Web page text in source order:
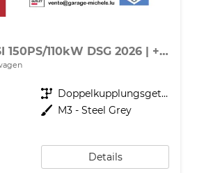
Selection 1.5 TSI 150PS/110kW DSG 2026 | +AHK +TravelAssist +RFK & Parksensoren
Getriebe
Doppelkupplungsgetriebe (DSG)
Außenfarbe M3 - Steel Grey
Details